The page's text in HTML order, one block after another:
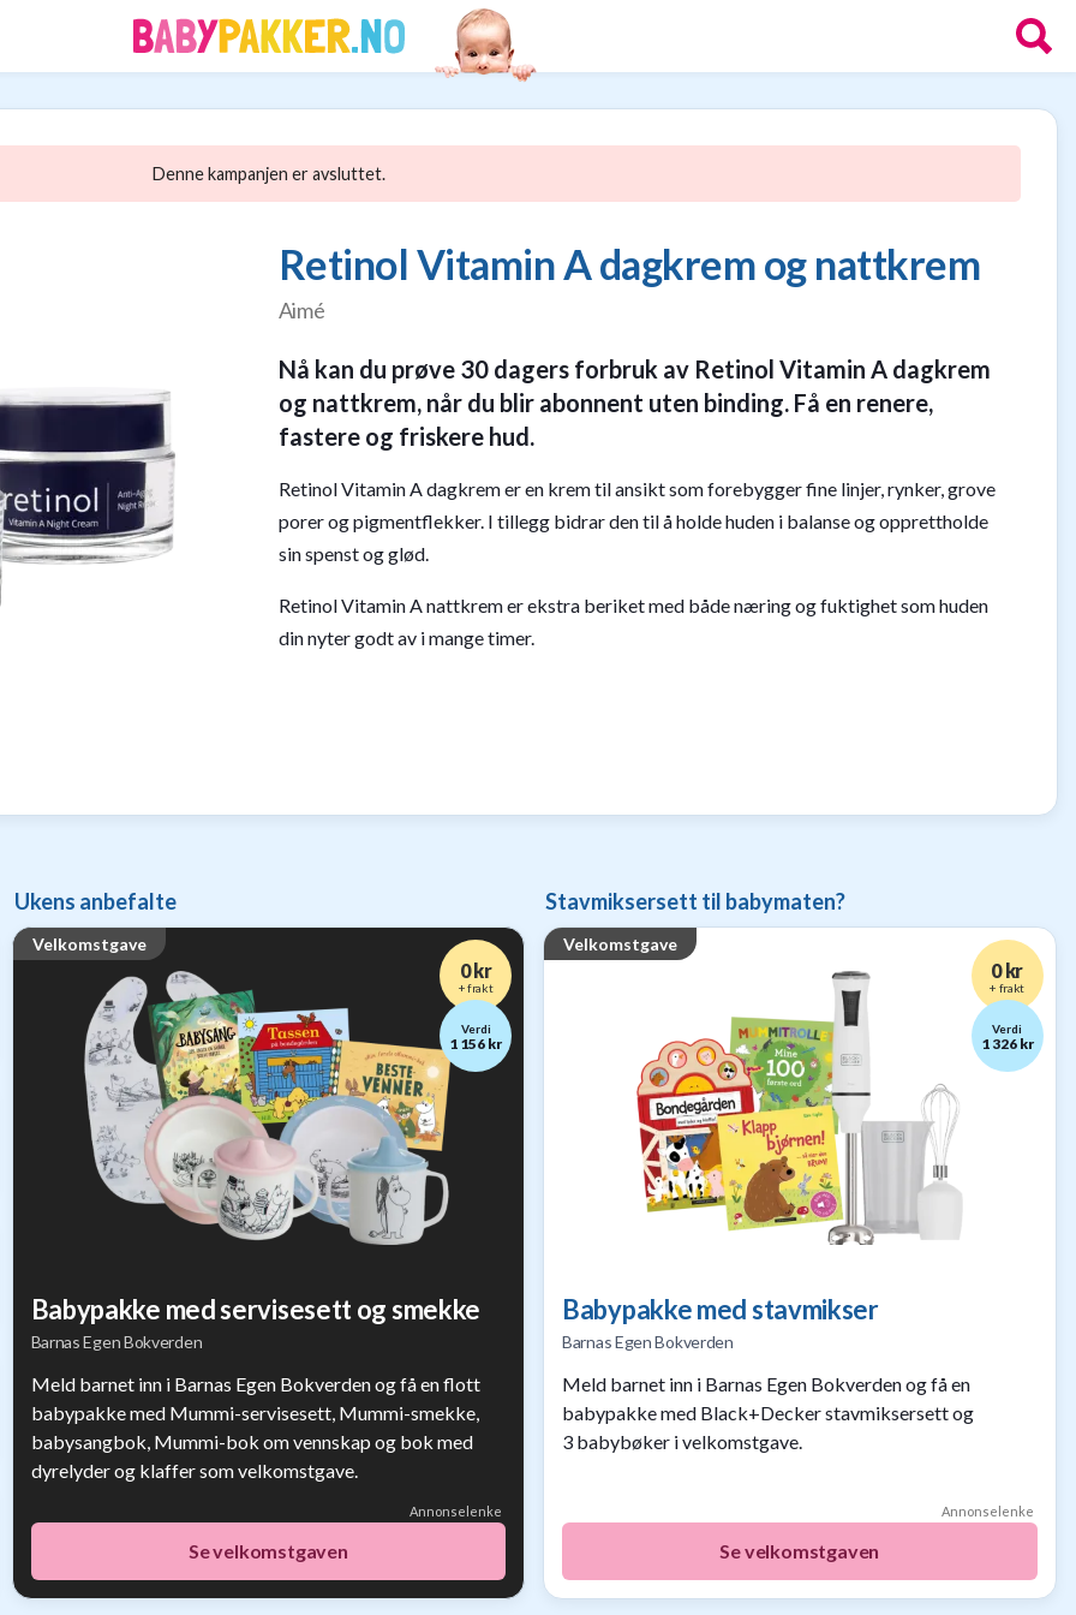
Denne kampanjen er avsluttet.
Retinol Vitamin A dagkrem og nattkrem
Aimé
Nå kan du prøve 30 dagers forbruk av Retinol Vitamin A dagkrem
og nattkrem, når du blir abonnent uten binding. Få en renere,
fastere og friskere hud.
Retinol Vitamin A dagkrem er en krem til ansikt som forebygger fine linjer, rynker, grove
porer og pigmentflekker. I tillegg bidrar den til å holde huden i balanse og opprettholde
sin spenst og glød.
Retinol Vitamin A nattkrem er ekstra beriket med både næring og fuktighet som huden
din nyter godt av i mange timer.
Ukens anbefalte
Verdi
1 156 kr
Velkomstgave
Babypakke med servisesett og smekke
Barnas Egen Bokverden
0 kr
+ frakt
Meld barnet inn i Barnas Egen Bokverden og få en flott
babypakke med Mummi-servisesett, Mummi-smekke,
babysangbok, Mummi-bok om vennskap og bok med
dyrelyder og klaffer som velkomstgave.
Annonselenke
Se velkomstgaven
Stavmiksersett til babymaten?
Verdi
1 326 kr
Velkomstgave
Babypakke med stavmikser
Barnas Egen Bokverden
0 kr
+ frakt
Meld barnet inn i Barnas Egen Bokverden og få en
babypakke med Black+Decker stavmiksersett og
3 babybøker i velkomstgave.
Annonselenke
Se velkomstgaven